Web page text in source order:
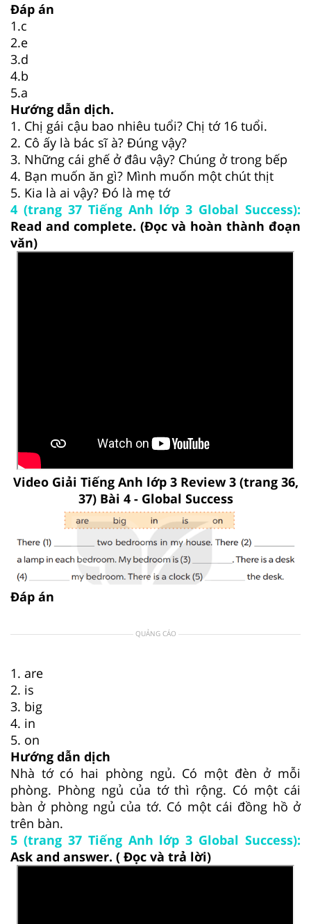
Đáp án
1.c
2.e
3.d
4.b
5.a
Hướng dẫn dịch.
1. Chị gái cậu bao nhiêu tuổi? Chị tớ 16 tuổi.
2. Cô ấy là bác sĩ à? Đúng vậy?
3. Những cái ghế ở đâu vậy? Chúng ở trong bếp
4. Bạn muốn ăn gì? Mình muốn một chút thịt
5. Kia là ai vậy? Đó là mẹ tớ
4 (trang 37 Tiếng Anh lớp 3 Global Success):
Read and complete. (Đọc và hoàn thành đoạn
văn)
Video Giải Tiếng Anh lớp 3 Review 3 (trang 36,
37) Bài 4 - Global Success
Đáp án
QUẢNG CÁO
1. are
2. is
3. big
4. in
5. on
Hướng dẫn dịch
Nhà tớ có hai phòng ngủ. Có một đèn ở mỗi
phòng. Phòng ngủ của tớ thì rộng. Có một cái
bàn ở phòng ngủ của tớ. Có một cái đồng hồ ở
trên bàn.
5 (trang 37 Tiếng Anh lớp 3 Global Success):
Ask and answer. ( Đọc và trả lời)